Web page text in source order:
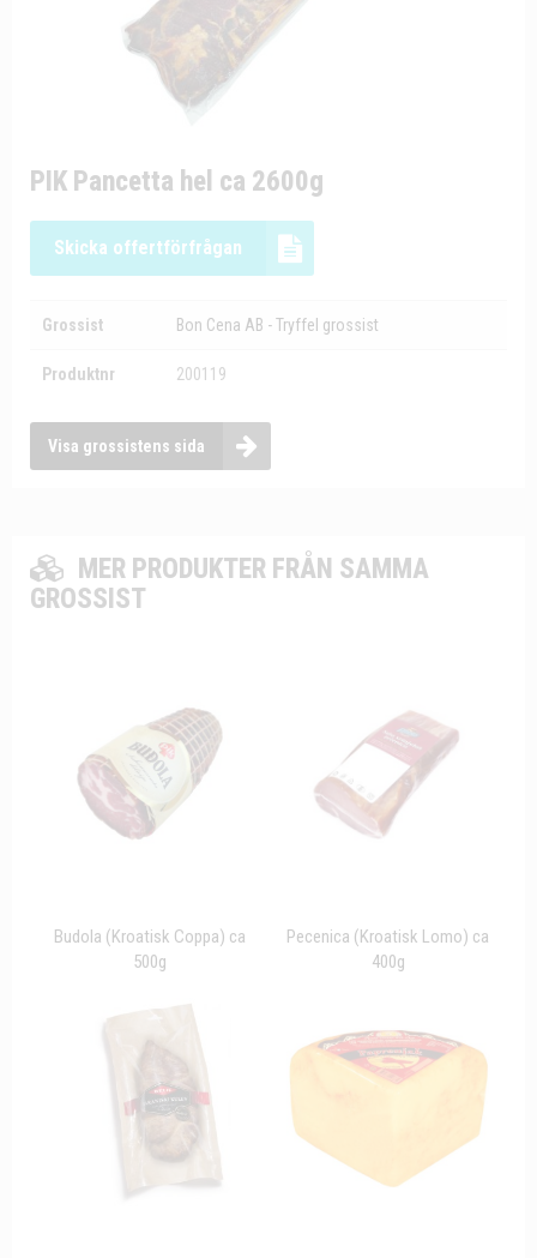
PIK Pancetta hel ca 2600g
Skicka offertförfrågan
Grossist Bon Cena AB - Tryffel grossist
Produktnr 200119
Visa grossistens sida
MER PRODUKTER FRÅN SAMMA
GROSSIST
Budola (Kroatisk Coppa) ca
500g
Pecenica (Kroatisk Lomo) ca
400g